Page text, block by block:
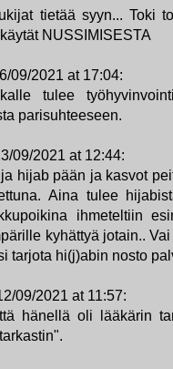
tietää syyn... Toki
NUSSIMISESTA
09/2021 at 17:04:
tulee
parisuhteeseen.
09/2021 at 12:44:
hijab pään ja kasvot
Aina tulee
ihmeteltiin
kyhättyä jotain..
tarjota hi(j)abin nosto
09/2021 at 11:57:
hänellä oli lääkärin